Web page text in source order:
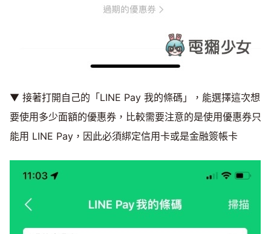
▼ 接著打開自己的「LINE Pay 我的條碼」，能選擇這次想
要使用多少面額的優惠券，比較需要注意的是使用優惠券只
能用 LINE Pay，因此必須綁定信用卡或是金融簽帳卡